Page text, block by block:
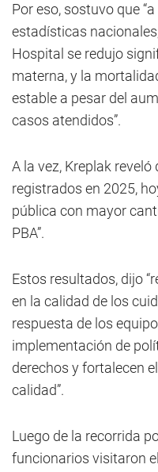
Por eso, sostuvo que
estadísticas
Hospital se redujo
materna, y la
estable a pesar del
casos atendidos”.
A la vez, Kreplak
registrados en 2025,
pública con mayor
PBA”.
Estos resultados, dijo
en la calidad de los
respuesta de los
implementación de
derechos y fortalecen
calidad”.
Luego de la recorrida
funcionarios visitaron